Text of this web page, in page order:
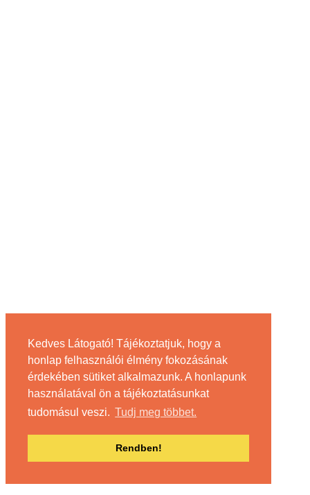
Kedves Látogató! Tájékoztatjuk, hogy a
honlap felhasználói élmény fokozásának
érdekében sütiket alkalmazunk. A honlapunk
használatával ön a tájékoztatásunkat
tudomásul veszi. Tudj meg többet.
Rendben!